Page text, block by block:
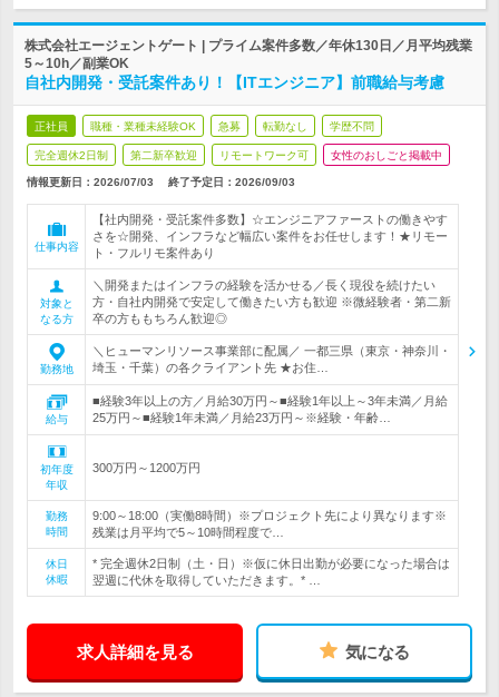
株式会社エージェントゲート | プライム案件多数／年休130日／月平均残業
5～10h／副業OK
自社内開発・受託案件あり！【ITエンジニア】前職給与考慮
正社員 職種・業種未経験OK 急募 転勤なし 学歴不問
完全週休2日制 第二新卒歓迎 リモートワーク可 女性のおしごと掲載中
情報更新日：2026/07/03 終了予定日： 2026/09/03
仕事内容
【社内開発・受託案件多数】☆エンジニアファーストの働きやす
さを☆開発、インフラなど幅広い案件をお任せします！★リモー
ト・フルリモ案件あり
対象と
なる方
＼開発またはインフラの経験を活かせる／長く現役を続けたい
方・自社内開発で安定して働きたい方も歓迎 ※微経験者・第二新
卒の方ももちろん歓迎◎
勤務地
＼ヒューマンリソース事業部に配属／ 一都三県（東京・神奈川・
埼玉・千葉）の各クライアント先 ★お住…
給与
■経験3年以上の方／月給30万円～■経験1年以上～3年未満／月給
25万円～■経験1年未満／月給23万円～※経験・年齢…
初年度
年収
300万円～1200万円
勤務
時間
9:00～18:00（実働8時間）※プロジェクト先により異なります※
残業は月平均で5～10時間程度で…
休日
休暇
* 完全週休2日制（土・日）※仮に休日出勤が必要になった場合は
翌週に代休を取得していただきます。* …
求人詳細を見る 気になる